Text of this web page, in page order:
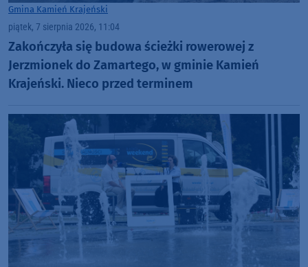
Gmina Kamień Krajeński
piątek, 7 sierpnia 2026, 11:04
Zakończyła się budowa ścieżki rowerowej z
Jerzmionek do Zamartego, w gminie Kamień
Krajeński. Nieco przed terminem